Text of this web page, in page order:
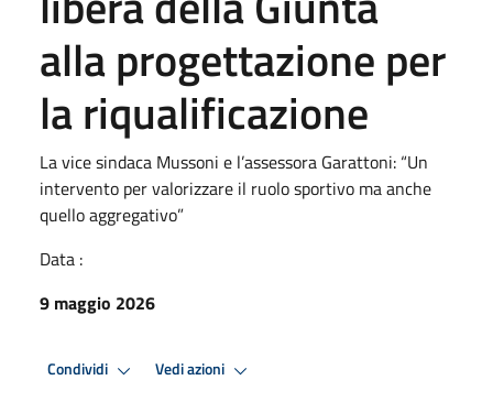
alla progettazione per
la riqualificazione
La vice sindaca Mussoni e l’assessora Garattoni: “Un
intervento per valorizzare il ruolo sportivo ma anche
quello aggregativo”
Data :
9 maggio 2026
Condividi Vedi azioni